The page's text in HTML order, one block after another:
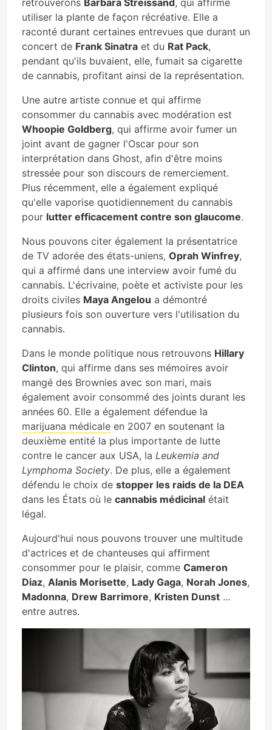
retrouverons Barbara Streissand , qui affirme
utiliser la plante de façon récréative. Elle a
raconté durant certaines entrevues que durant un
concert de Frank Sinatra et du Rat Pack,
pendant qu'ils buvaient, elle, fumait sa cigarette
de cannabis, profitant ainsi de la représentation.
Une autre artiste connue et qui affirme
consommer du cannabis avec modération est
Whoopie Goldberg, qui affirme avoir fumer un
joint avant de gagner l'Oscar pour son
interprétation dans Ghost, afin d'être moins
stressée pour son discours de remerciement.
Plus récemment, elle a également expliqué
qu'elle vaporise quotidiennement du cannabis
pour lutter efficacement contre son glaucome.
Nous pouvons citer également la présentatrice
de TV adorée des états-uniens, Oprah Winfrey,
qui a affirmé dans une interview avoir fumé du
cannabis. L'écrivaine, poète et activiste pour les
droits civiles Maya Angelou a démontré
plusieurs fois son ouverture vers l'utilisation du
cannabis.
Dans le monde politique nous retrouvons Hillary
Clinton, qui affirme dans ses mémoires avoir
mangé des Brownies avec son mari, mais
également avoir consommé des joints durant les
années 60. Elle a également défendue la
marijuana médicale en 2007 en soutenant la
deuxième entité la plus importante de lutte
contre le cancer aux USA, la Leukemia and
Lymphoma Society. De plus, elle a également
défendu le choix de stopper les raids de la DEA
dans les États où le cannabis médicinal était
légal.
Aujourd'hui nous pouvons trouver une multitude
d'actrices et de chanteuses qui affirment
consommer pour le plaisir, comme Cameron
Diaz, Alanis Morisette, Lady Gaga, Norah Jones,
Madonna, Drew Barrimore, Kristen Dunst ...
entre autres.